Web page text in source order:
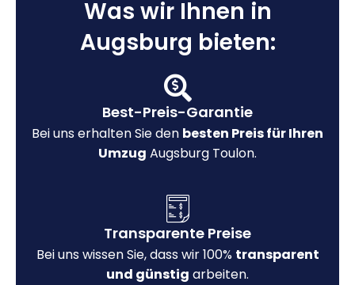
Was wir Ihnen in
Augsburg bieten:
Best-Preis-Garantie
Bei uns erhalten Sie den besten Preis für Ihren
Umzug Augsburg Toulon.
Transparente Preise
Bei uns wissen Sie, dass wir 100% transparent
und günstig arbeiten.